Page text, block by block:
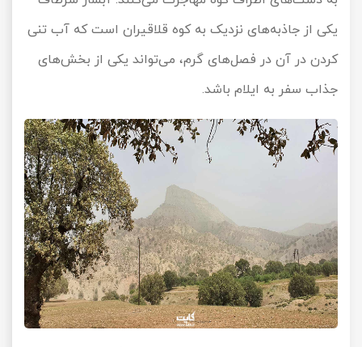
یکی از جاذبه‌های نزدیک به کوه قلاقیران است که آب تنی
کردن در آن در فصل‌های گرم، می‌تواند یکی از بخش‌های
جذاب سفر به ایلام باشد.